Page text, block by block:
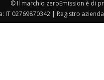
© Il marchio zeroEmission è di
IT 02769870342 | Registro